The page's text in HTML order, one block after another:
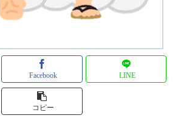
Facebook LINE
コピー